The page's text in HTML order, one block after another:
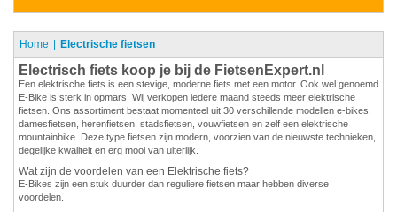
Home Electrische fietsen
Electrisch fiets koop je bij de FietsenExpert.nl
Een elektrische fiets is een stevige, moderne fiets met een motor. Ook wel genoemd
E-Bike is sterk in opmars. Wij verkopen iedere maand steeds meer elektrische
fietsen. Ons assortiment bestaat momenteel uit 30 verschillende modellen e-bikes:
damesfietsen, herenfietsen, stadsfietsen, vouwfietsen en zelf een elektrische
mountainbike. Deze type fietsen zijn modern, voorzien van de nieuwste technieken,
degelijke kwaliteit en erg mooi van uiterlijk.
Wat zijn de voordelen van een Elektrische fiets?
E-Bikes zijn een stuk duurder dan reguliere fietsen maar hebben diverse
voordelen.